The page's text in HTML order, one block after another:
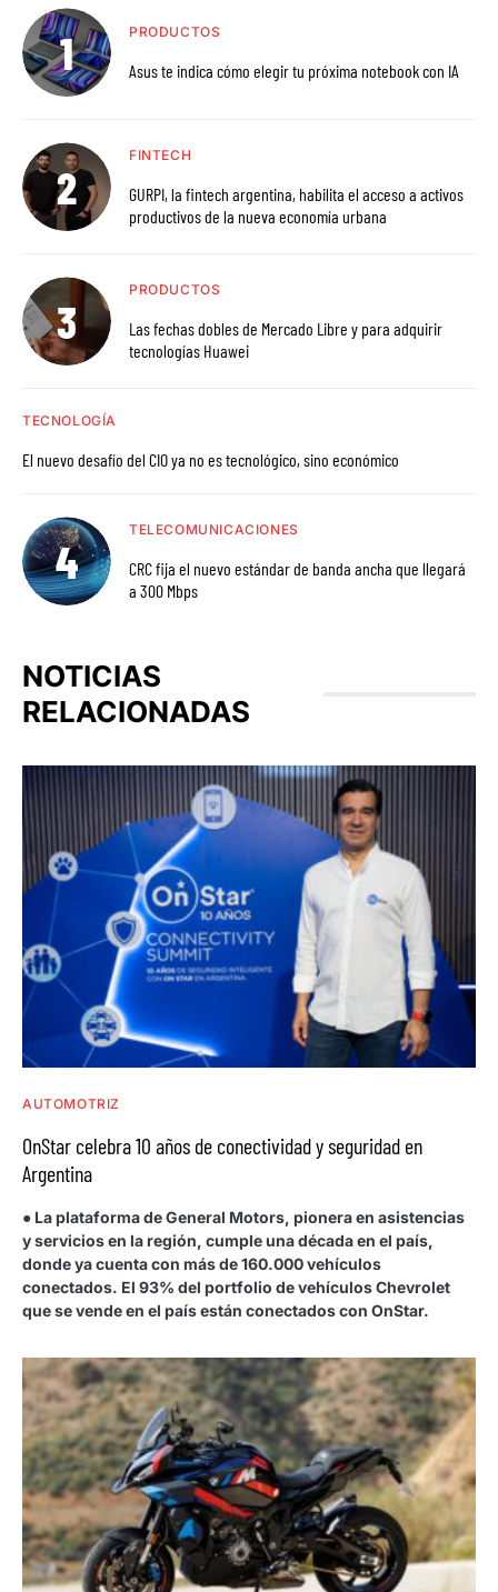
PRODUCTOS
Asus te indica cómo elegir tu próxima notebook con IA
FINTECH
GURPI, la fintech argentina, habilita el acceso a activos
productivos de la nueva economía urbana
PRODUCTOS
Las fechas dobles de Mercado Libre y para adquirir
tecnologías Huawei
TECNOLOGÍA
El nuevo desafío del CIO ya no es tecnológico, sino económico
TELECOMUNICACIONES
CRC fija el nuevo estándar de banda ancha que llegará
a 300 Mbps
NOTICIAS
RELACIONADAS
AUTOMOTRIZ
OnStar celebra 10 años de conectividad y seguridad en
Argentina
● La plataforma de General Motors, pionera en asistencias
y servicios en la región, cumple una década en el país,
donde ya cuenta con más de 160.000 vehículos
conectados. El 93% del portfolio de vehículos Chevrolet
que se vende en el país están conectados con OnStar.